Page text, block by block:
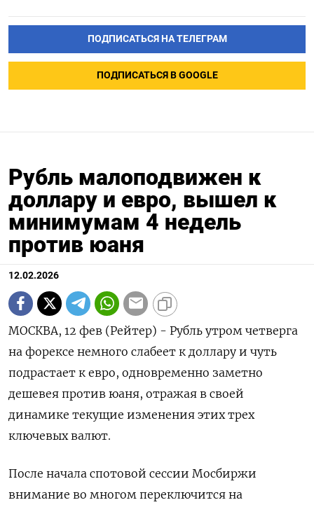
ПОДПИСАТЬСЯ НА ТЕЛЕГРАМ
ПОДПИСАТЬСЯ В GOOGLE
Рубль малоподвижен к
доллару и евро, вышел к
минимумам 4 недель
против юаня
12.02.2026
МОСКВА, 12 фев (Рейтер) - Рубль утром четверга
на форексе немного слабеет к доллару и чуть
подрастает к евро, одновременно заметно
дешевея против юаня, отражая в своей
динамике текущие изменения этих трех
ключевых валют.
После начала спотовой сессии Мосбиржи
внимание во многом переключится на